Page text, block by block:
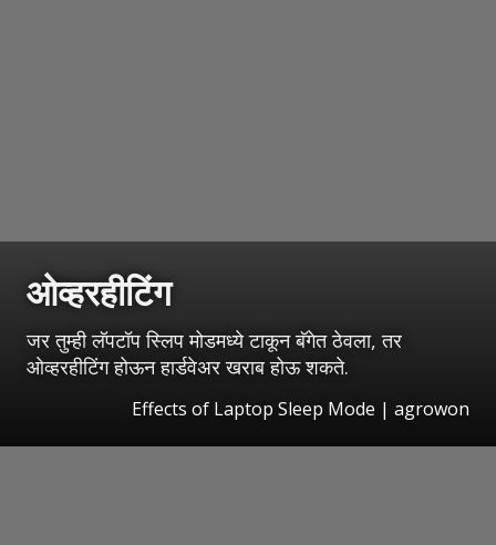
ओव्हरहीटिंग
जर तुम्ही लॅपटॉप स्लिप मोडमध्ये टाकून बॅगेत ठेवला, तर
ओव्हरहीटिंग होऊन हार्डवेअर खराब होऊ शकते.
Effects of Laptop Sleep Mode | agrowon